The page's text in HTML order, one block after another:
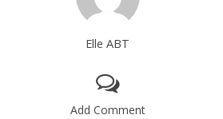
Elle ABT
Add Comment